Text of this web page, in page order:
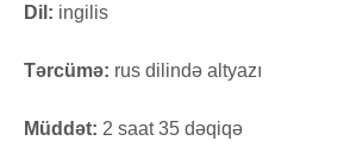
Dil: ingilis
Tərcümə: rus dilində altyazı
Müddət: 2 saat 35 dəqiqə